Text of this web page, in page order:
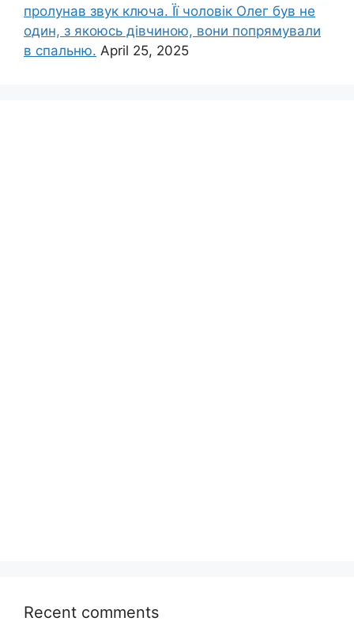
пролунав звук ключа. Її чоловік Олег був не
один, з якоюсь дівчиною, вони попрямували
в спальню. April 25, 2025
Recent comments